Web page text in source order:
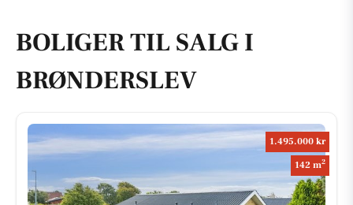
BOLIGER TIL SALG I
BRØNDERSLEV
1.495.000 kr
142 m2